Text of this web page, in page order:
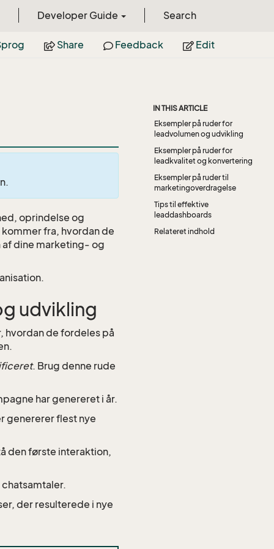
Developer Guide Search
Share Feedback Edit
oprindelse og
fra, hvordan de
dine marketing- og
udvikling
hvordan de fordeles på
. Brug denne rude
har genereret i år.
genererer flest nye
den første interaktion,
der resulterede i nye
IN THIS ARTICLE
Eksempler på ruder for
leadvolumen og udvikling
Eksempler på ruder for
leadkvalitet og konvertering
Eksempler på ruder til
marketingoverdragelse
Tips til effektive
leaddashboards
Relateret indhold